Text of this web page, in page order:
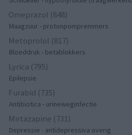
Omeprazol (848)
Maagzuur - protonpompremmers
Metoprolol (817)
Bloeddruk - betablokkers
Lyrica (795)
Epilepsie
Furabid (735)
Antibiotica - urineweginfectie
Mirtazapine (731)
Depressie - antidepressiva overig